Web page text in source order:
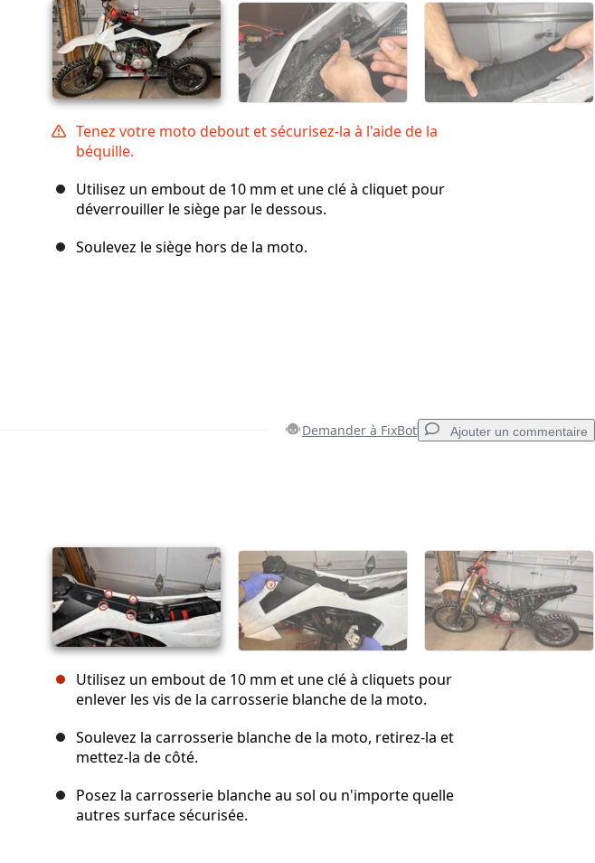
Tenez votre moto debout et sécurisez-la à l'aide de la
béquille.
Utilisez un embout de 10 mm et une clé à cliquet pour
déverrouiller le siège par le dessous.
Soulevez le siège hors de la moto.
Demander à FixBot Ajouter un commentaire
Publier un commentaire
Utilisez un embout de 10 mm et une clé à cliquets pour
enlever les vis de la carrosserie blanche de la moto.
Soulevez la carrosserie blanche de la moto, retirez-la et
mettez-la de côté.
Posez la carrosserie blanche au sol ou n'importe quelle
autres surface sécurisée.